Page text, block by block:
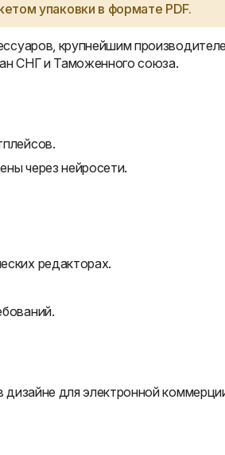
упаковки в формате PDF.
крупнейшим
СНГ и Таможенного союза.
через нейросети.
редакторах.
дизайне для электронной